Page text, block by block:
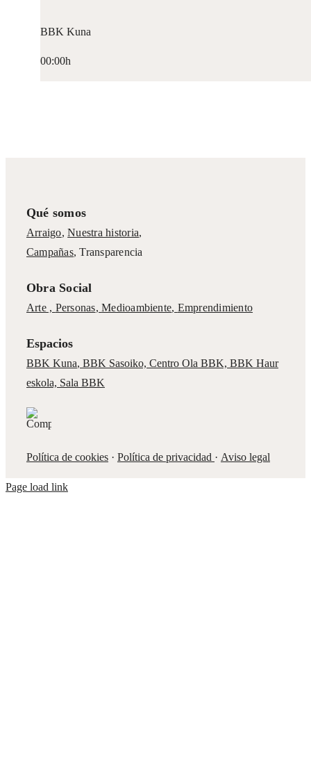
BBK Kuna
00:00h
Qué somos
Arraigo,Nuestra historia,
Campañas, Transparencia
Obra Social
Arte , Personas,Medioambiente, Emprendimiento
Espacios
BBK Kuna, BBK Sasoiko, Centro Ola BBK, BBK Haur
eskola, Sala BBK
Política de cookies· Política de privacidad · Aviso legal
Page load link